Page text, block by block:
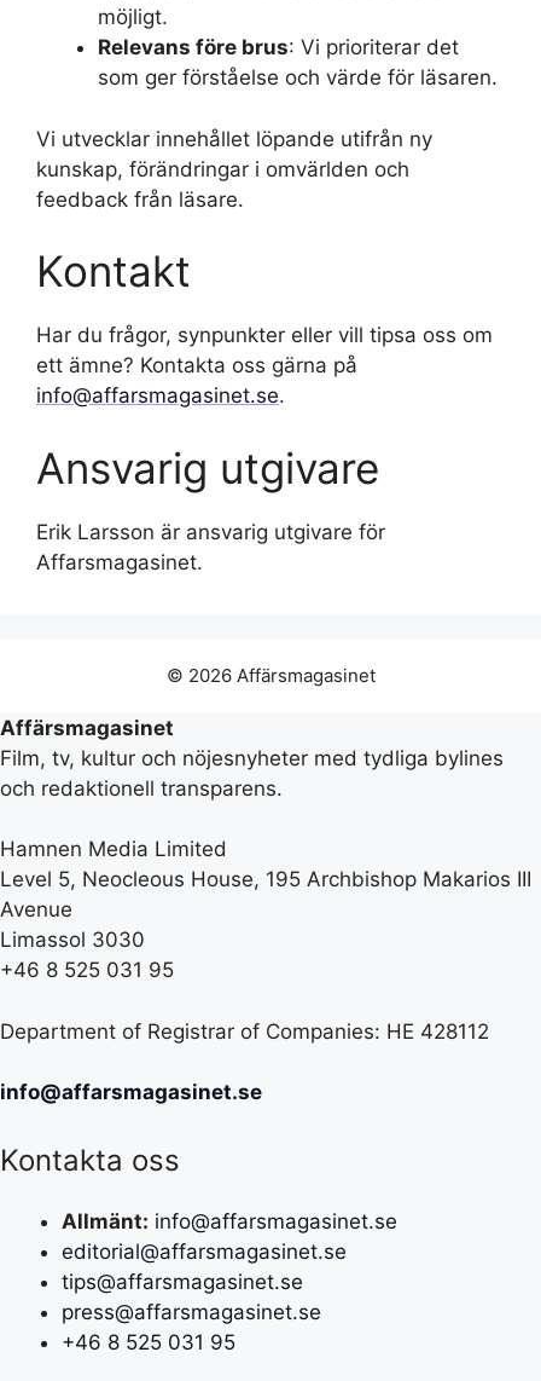
möjligt.
Relevans före brus: Vi prioriterar det
som ger förståelse och värde för läsaren.
Vi utvecklar innehållet löpande utifrån ny
kunskap, förändringar i omvärlden och
feedback från läsare.
Kontakt
Har du frågor, synpunkter eller vill tipsa oss om
ett ämne? Kontakta oss gärna på
info@affarsmagasinet.se.
Ansvarig utgivare
Erik Larsson är ansvarig utgivare för
Affarsmagasinet.
© 2026 Affärsmagasinet
Affärsmagasinet
Film, tv, kultur och nöjesnyheter med tydliga bylines
och redaktionell transparens.
Hamnen Media Limited
Level 5, Neocleous House, 195 Archbishop Makarios III
Avenue
Limassol 3030
+46 8 525 031 95
Department of Registrar of Companies: HE 428112
info@affarsmagasinet.se
Kontakta oss
Allmänt: info@affarsmagasinet.se
editorial@affarsmagasinet.se
tips@affarsmagasinet.se
press@affarsmagasinet.se
+46 8 525 031 95